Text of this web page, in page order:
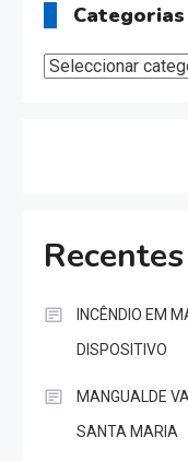
Categorias
Categorias
Recentes
INCÊNDIO EM
DISPOSITIVO
MANGUALDE
SANTA MARIA